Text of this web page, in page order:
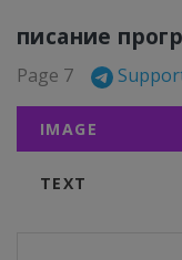
писание
Page 7
IMAGE
TEXT